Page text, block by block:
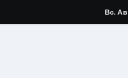
и конструкций
Вс.